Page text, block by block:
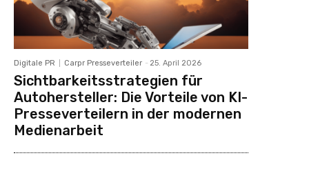
Digitale PR Carpr Presseverteiler - 25. April 2026
Sichtbarkeitsstrategien für
Autohersteller: Die Vorteile von KI-
Presseverteilern in der modernen
Medienarbeit